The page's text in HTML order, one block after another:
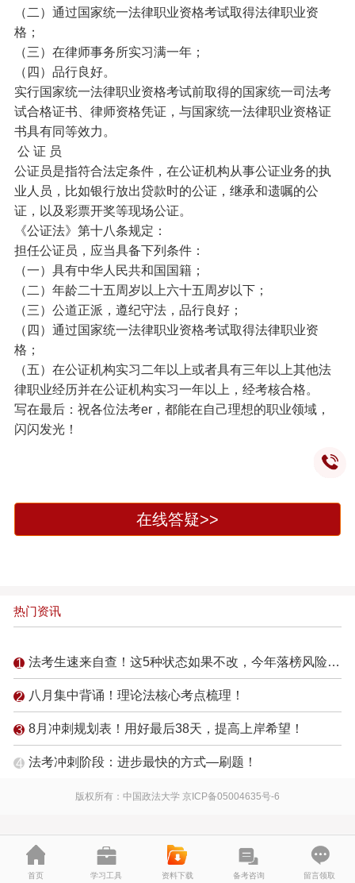
（二）通过国家统一法律职业资格考试取得法律职业资
格；
（三）在律师事务所实习满一年；
（四）品行良好。
实行国家统一法律职业资格考试前取得的国家统一司法考
试合格证书、律师资格凭证，与国家统一法律职业资格证
书具有同等效力。
公 证 员
公证员是指符合法定条件，在公证机构从事公证业务的执
业人员，比如银行放出贷款时的公证，继承和遗嘱的公
证，以及彩票开奖等现场公证。
《公证法》第十八条规定：
担任公证员，应当具备下列条件：
（一）具有中华人民共和国国籍；
（二）年龄二十五周岁以上六十五周岁以下；
（三）公道正派，遵纪守法，品行良好；
（四）通过国家统一法律职业资格考试取得法律职业资
格；
（五）在公证机构实习二年以上或者具有三年以上其他法
律职业经历并在公证机构实习一年以上，经考核合格。
写在最后：祝各位法考er，都能在自己理想的职业领域，
闪闪发光！
在线答疑>>
热门资讯
法考生速来自查！这5种状态如果不改，今年落榜风险倍增！
八月集中背诵！理论法核心考点梳理！
8月冲刺规划表！用好最后38天，提高上岸希望！
法考冲刺阶段：进步最快的方式—刷题！
版权所有：中国政法大学 京ICP备05004635号-6
首页 学习工具 资料下载 备考咨询 留言领取